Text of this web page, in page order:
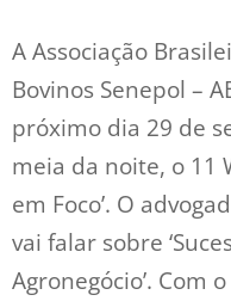
A Associação
Bovinos Senepol –
próximo dia 29 de
meia da noite, o 11
em Foco’. O
vai falar sobre
Agronegócio’. Com